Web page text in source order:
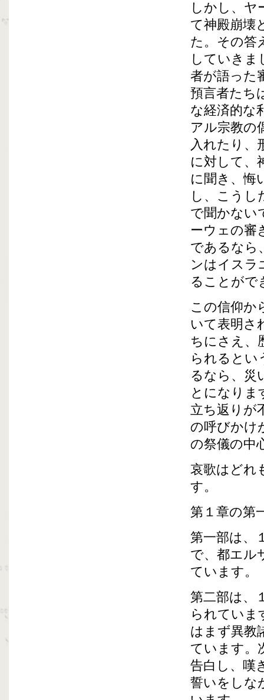
しかし、ヤ
て神殿崩壊
た。その答
していきま
者が語った
預言者たち
な経済的な
アル宗教の
入れたり、
に対して、
に聞き、悔
し、こうし
で聞かない
ーウェの審
であるなら
ンはイスラ
ることがで
この信仰か
いて表明さ
ちにさえ、
られるとい
るなら、災
とになりま
立ち返りが
の呼びかけ
の祭儀の中
哀歌はどれ
す。
第１章の第
第一部は、
で、都エル
ています。
第二部は、
られていま
はまず異教
ています。
告白し、嘆
誓いをしな